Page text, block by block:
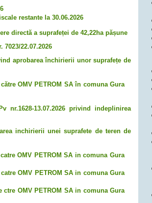
restante la 30.06.2026
directă a suprafeței de 42,22ha pășune
22.07.2026
aprobarea închirierii unor suprafețe de
OMV PETROM SA în comuna Gura
Pv nr.1628-13.07.2026 privind indeplinirea
inchirierii unei suprafete de teren de
OMV PETROM SA in comuna Gura
OMV PETROM SA in comuna Gura
OMV PETROM SA in comuna Gura